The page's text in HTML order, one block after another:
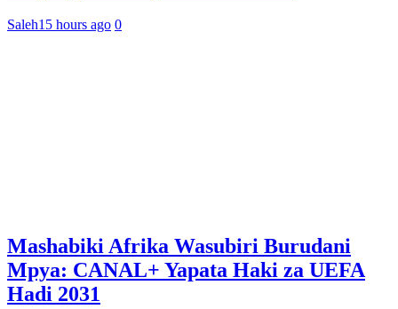
Saleh15 hours ago 0
Mashabiki Afrika Wasubiri Burudani
Mpya: CANAL+ Yapata Haki za UEFA
Hadi 2031